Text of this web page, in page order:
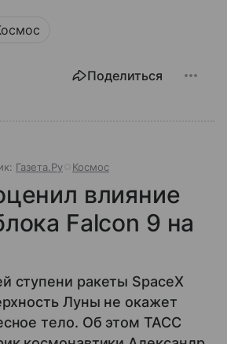
Поделиться
Газета.Ру Космос
влияние
Falcon 9 на
ступени ракеты SpaceX
Луны не окажет
тело. Об этом ТАСС